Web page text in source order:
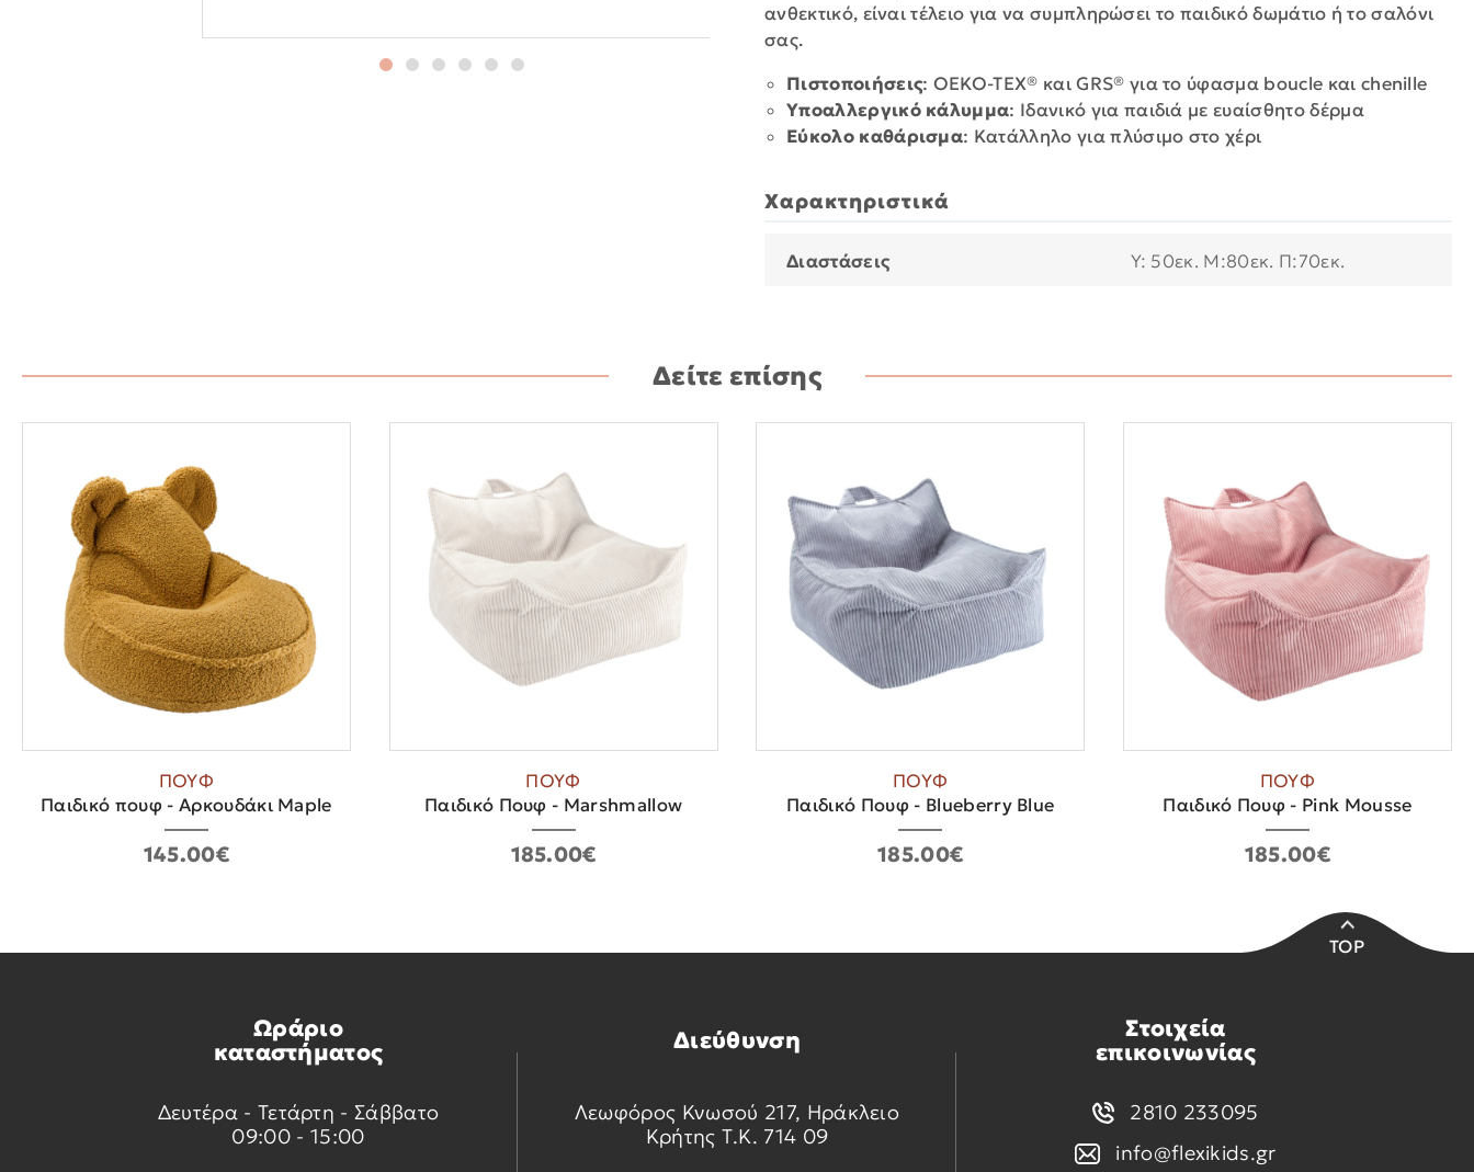
ανθεκτικό, είναι τέλειο για να συμπληρώσει το παιδικό δωμάτιο ή το σαλόνι
σας.
Πιστοποιήσεις: OEKO-TEX® και GRS® για το ύφασμα boucle και chenille
Υποαλλεργικό κάλυμμα: Ιδανικό για παιδιά με ευαίσθητο δέρμα
Εύκολο καθάρισμα: Κατάλληλο για πλύσιμο στο χέρι
Χαρακτηριστικά
Διαστάσεις Y: 50εκ. M:80εκ. Π:70εκ.
Δείτε επίσης
ΠΟΥΦ
Παιδικό πουφ - Αρκουδάκι Maple
145.00€
ΠΟΥΦ
Παιδικό Πουφ - Marshmallow
185.00€
ΠΟΥΦ
Παιδικό Πουφ - Blueberry Blue
185.00€
ΠΟΥΦ
Παιδικό Πουφ - Pink Mousse
185.00€
TOP
Ωράριο
καταστήματος
Δευτέρα - Τετάρτη - Σάββατο
09:00 - 15:00
Διεύθυνση
Λεωφόρος Κνωσού 217, Ηράκλειο
Κρήτης Τ.Κ. 714 09
Στοιχεία
επικοινωνίας
2810 233095
info@flexikids.gr